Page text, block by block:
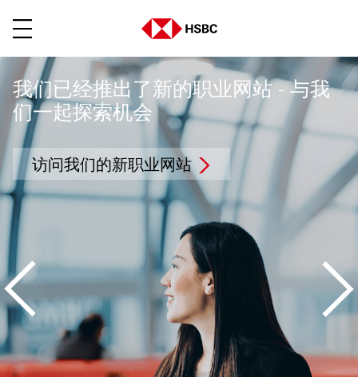
我们已经推出了新的职业网站 - 与我
们一起探索机会
访问我们的新职业网站